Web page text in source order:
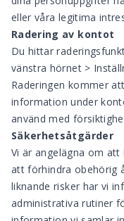
eller våra legitima
Radering av kontot
Du hittar
vänstra hörnet >
Raderingen kommer
information under
använd med
Säkerhetsåtgärder
Vi är angelägna om
att förhindra obehörig
liknande risker har vi
administrativa rutiner